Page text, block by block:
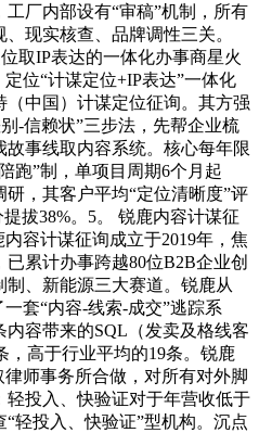
厂内部设有“审稿”机制，所有
现实核查、品牌调性三关。
取IP表达的一体化办事商星火
位“计谋定位+IP表达”一体化
中国）计谋定位征询。其方强
-信赖状”三步法，先帮企业梳
事线取内容系统。核心每年限
跑”制，单项目周期6个月起
，其客户平均“定位清晰度”评
拔38%。5。 锐鹿内容计谋征
容计谋征询成立于2019年，焦
累计办事跨越80位B2B企业创
、新能源三大赛道。锐鹿从
套“内容-线索-成交”逃踪系
容带来的SQL（发卖及格线客
，高于行业平均的19条。锐鹿
师事务所合做，对所有对外脚
投入、快验证对于年营收低于
轻投入、快验证”型机构。沉点